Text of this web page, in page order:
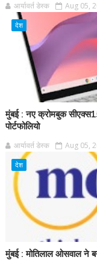
आर्यावर्त डेस्क Aug 05,
देश
मुंबई : नए क्रोमबुक
पोर्टफोलियो
आर्यावर्त डेस्क Aug 05,
देश
मुंबई : मोतिलाल ओसवाल ने